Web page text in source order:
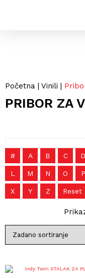
Početna | Vinili |
PRIBOR ZA
# A B C D
L M N O P
X Y Z Reset